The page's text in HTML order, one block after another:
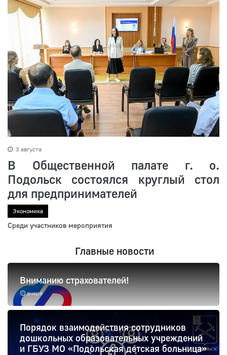
3 августа
В Общественной палате г. о.
Подольск состоялся круглый стол
для предпринимателей
Экономика
Среди участников мероприятия
Главные новости
вчера
Вниманию страхователей!
Порядок взаимодействия сотрудников
дошкольных образовательных учреждений
и ГБУЗ МО «Подольская детская больница»